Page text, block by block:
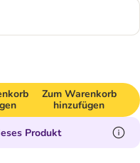
Zum Warenkorb
hinzufügen
Produkt